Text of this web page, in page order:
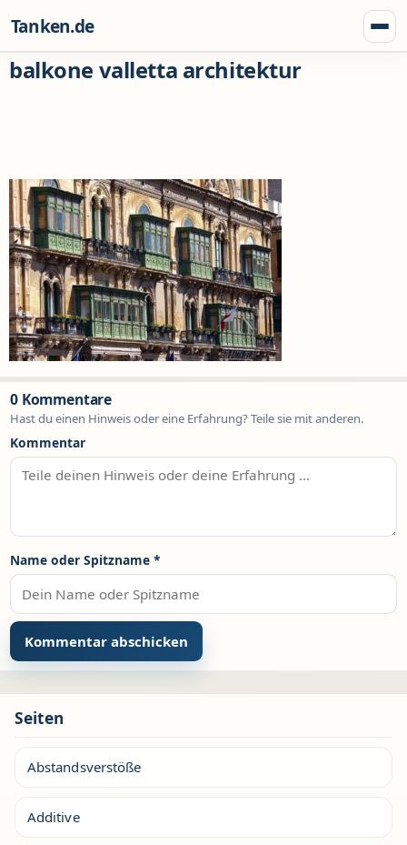
Tanken.de
balkone valletta architektur
0 Kommentare
Hast du einen Hinweis oder eine Erfahrung? Teile sie mit anderen.
Kommentar
Name oder Spitzname *
Seiten
Abstandsverstöße
Additive